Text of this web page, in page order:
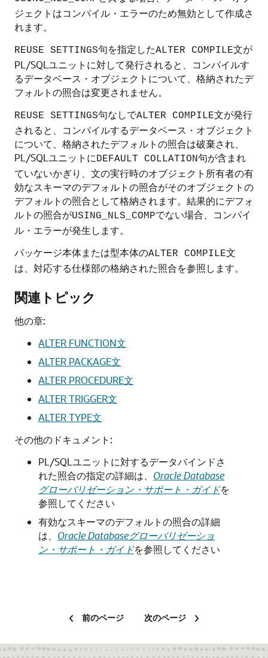
ジェクトはコンパイル・エラーのため無効として作成さ
れます。
REUSE SETTINGS句を指定したALTER COMPILE文が
PL/SQLユニットに対して発行されると、コンパイルす
るデータベース・オブジェクトについて、格納されたデ
フォルトの照合は変更されません。
REUSE SETTINGS句なしでALTER COMPILE文が発行
されると、コンパイルするデータベース・オブジェクト
について、格納されたデフォルトの照合は破棄され、
PL/SQLユニットにDEFAULT COLLATION句が含まれ
ていないかぎり、文の実行時のオブジェクト所有者の有
効なスキーマのデフォルトの照合がそのオブジェクトの
デフォルトの照合として格納されます。結果的にデフォ
ルトの照合がUSING_NLS_COMPでない場合、コンパイ
ル・エラーが発生します。
パッケージ本体または型本体のALTER COMPILE文
は、対応する仕様部の格納された照合を参照します。
関連トピック
他の章:
ALTER FUNCTION文
ALTER PACKAGE文
ALTER PROCEDURE文
ALTER TRIGGER文
ALTER TYPE文
その他のドキュメント:
PL/SQLユニットに対するデータバインドさ
れた照合の指定の詳細は、 Oracle Database
グローバリゼーション・サポート・ガイドを
参照してください
有効なスキーマのデフォルトの照合の詳細
は、 Oracle Databaseグローバリゼーショ
ン・サポート・ガイドを参照してください
前のページ 次のページ